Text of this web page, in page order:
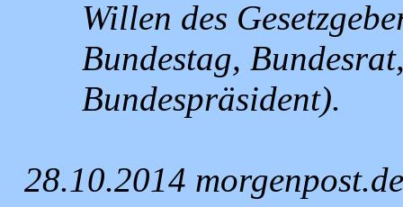
Willen des
Bundestag,
Bundespräsident).
28.10.2014 morgenpost.de